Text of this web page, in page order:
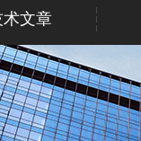
术文章